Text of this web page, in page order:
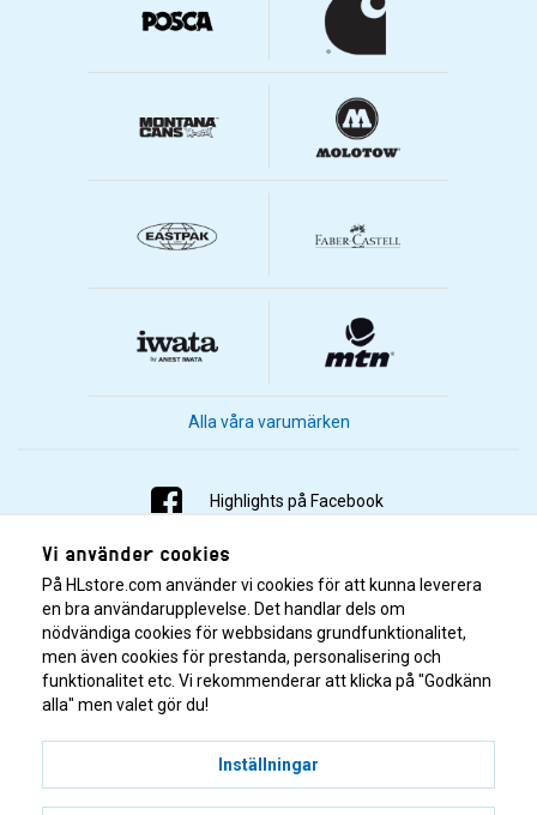
Alla våra varumärken
Highlights på Facebook
Highlights på Instagram
Highlights på Youtube
Highlights på Tiktok
Vi använder cookies
På HLstore.com använder vi cookies för att kunna leverera
en bra användarupplevelse. Det handlar dels om
nödvändiga cookies för webbsidans grundfunktionalitet,
men även cookies för prestanda, personalisering och
funktionalitet etc. Vi rekommenderar att klicka på "Godkänn
alla" men valet gör du!
Inställningar